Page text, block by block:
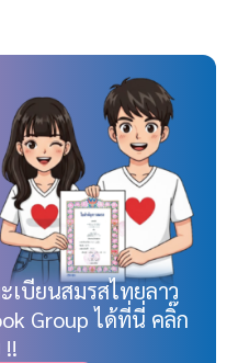
บียนสมรสไทยลาว
Group ได้ที่นี่ คลิ๊ก
!!